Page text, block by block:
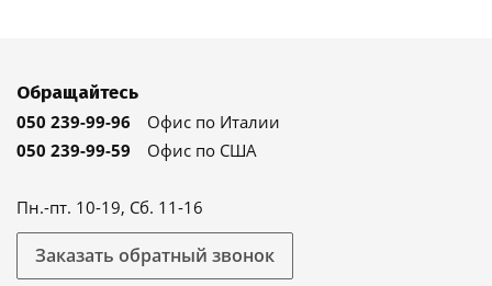
Обращайтесь
050 239-99-96
Офис по Италии
050 239-99-59
Офис по США
Пн.-пт. 10-19, Сб. 11-16
Заказать обратный звонок